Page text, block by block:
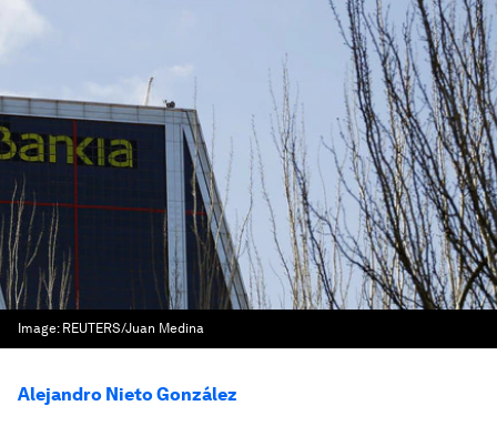
Image: REUTERS/Juan Medina
Alejandro Nieto González